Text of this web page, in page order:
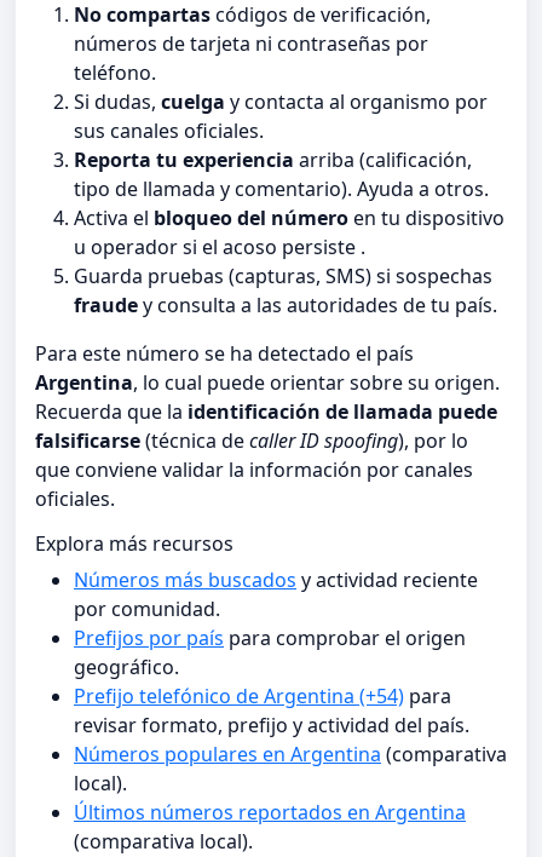
No compartascódigos de verificación,
números de tarjeta ni contraseñas por
teléfono.
Si dudas, cuelga y contacta al organismo por
sus canales oficiales.
Reporta tu experiencia arriba (calificación,
tipo de llamada y comentario). Ayuda a otros.
Activa el bloqueo del númeroen tu dispositivo
u operador si el acoso persiste .
Guarda pruebas (capturas, SMS) si sospechas
fraudey consulta a las autoridades de tu país.
Para este número se ha detectado el país
Argentina, lo cual puede orientar sobre su origen.
Recuerda que la identificación de llamada puede
falsificarse(técnica decaller ID spoofing), por lo
que conviene validar la información por canales
oficiales.
Explora más recursos
Números más buscados y actividad reciente
por comunidad.
Prefijos por país para comprobar el origen
geográfico.
Prefijo telefónico de Argentina (+54) para
revisar formato, prefijo y actividad del país.
Números populares en Argentina (comparativa
local).
Últimos números reportados en Argentina
(comparativa local).